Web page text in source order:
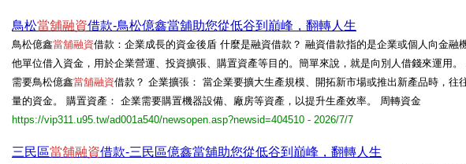
鳥松當舖融資借款-鳥松億鑫當舖助您從低谷到巔峰，翻轉人生
鳥松億鑫當舖融資借款：企業成長的資金後盾 什麼是融資借款？ 融資借款指的是企業或個人向金融
他單位借入資金，用於企業營運、投資擴張、購置資產等目的。簡單來說，就是向別人借錢來運用。
需要鳥松億鑫當舖融資借款？ 企業擴張： 當企業要擴大生產規模、開拓新市場或推出新產品時，往
量的資金。 購置資產： 企業需要購置機器設備、廠房等資產，以提升生產效率。 周轉資金
https://vip311.u95.tw/ad001a540/newsopen.asp?newsid=404510 - 2026/7/7
三民區當舖融資借款-三民區億鑫當舖助您從低谷到巔峰，翻轉人生